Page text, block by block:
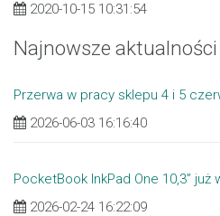
2020-10-15 10:31:54
Najnowsze aktualności
Przerwa w pracy sklepu 4 i 5
2026-06-03 16:16:40
PocketBook InkPad One 10,3” już
2026-02-24 16:22:09